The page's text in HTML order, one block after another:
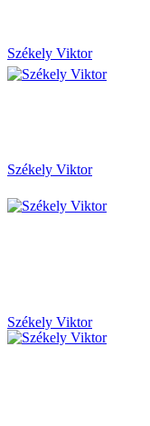
Székely Viktor
Székely Viktor
Székely Viktor